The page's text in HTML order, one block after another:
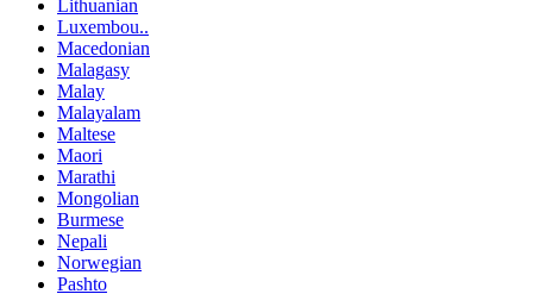
Lithuanian
Luxembou..
Macedonian
Malagasy
Malay
Malayalam
Maltese
Maori
Marathi
Mongolian
Burmese
Nepali
Norwegian
Pashto